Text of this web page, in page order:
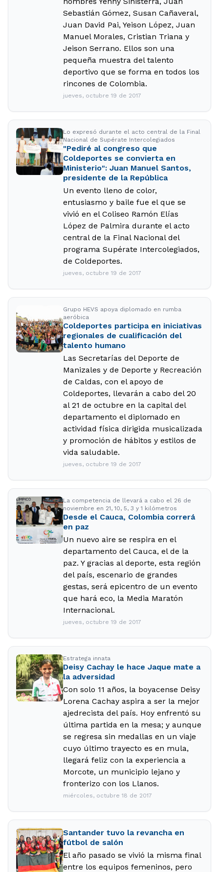
Sebastián Gómez, Susan Cañaveral,
Juan David Pai, Yeison López, Juan
Manuel Morales, Cristian Triana y
Jeison Serrano. Ellos son una
pequeña muestra del talento
deportivo que se forma en todos los
rincones de Colombia.
jueves, octubre 19 de 2017
Lo expresó durante el acto central de la Final
Nacional de Supérate Intercolegiados
"Pediré al congreso que
Coldeportes se convierta en
Ministerio": Juan Manuel Santos,
presidente de la República
Un evento lleno de color,
entusiasmo y baile fue el que se
vivió en el Coliseo Ramón Elías
López de Palmira durante el acto
central de la Final Nacional del
programa Supérate Intercolegiados,
de Coldeportes.
jueves, octubre 19 de 2017
Grupo HEVS apoya diplomado en rumba
aeróbica
Coldeportes participa en iniciativas
regionales de cualificación del
talento humano
Las Secretarías del Deporte de
Manizales y de Deporte y Recreación
de Caldas, con el apoyo de
Coldeportes, llevarán a cabo del 20
al 21 de octubre en la capital del
departamento el diplomado en
actividad física dirigida musicalizada
y promoción de hábitos y estilos de
vida saludable.
jueves, octubre 19 de 2017
La competencia de llevará a cabo el 26 de
noviembre en 21, 10, 5, 3 y 1 kilómetros
Desde el Cauca, Colombia correrá
en paz
Un nuevo aire se respira en el
departamento del Cauca, el de la
paz. Y gracias al deporte, esta región
del país, escenario de grandes
gestas, será epicentro de un evento
que hará eco, la Media Maratón
Internacional.
jueves, octubre 19 de 2017
Estratega innata
Deisy Cachay le hace Jaque mate a
la adversidad
Con solo 11 años, la boyacense Deisy
Lorena Cachay aspira a ser la mejor
ajedrecista del país. Hoy enfrentó su
última partida en la mesa; y aunque
se regresa sin medallas en un viaje
cuyo último trayecto es en mula,
llegará feliz con la experiencia a
Morcote, un municipio lejano y
fronterizo con los Llanos.
miércoles, octubre 18 de 2017
Santander tuvo la revancha en
fútbol de salón
El año pasado se vivió la misma final
entre los equipos femeninos, pero